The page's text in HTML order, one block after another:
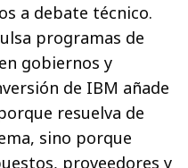
a debate técnico.
programas de
gobiernos y
de IBM añade
resuelva de
sino porque
proveedores y